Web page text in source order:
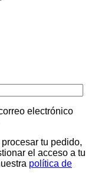
electrónico
tu pedido,
el acceso a tu
política de